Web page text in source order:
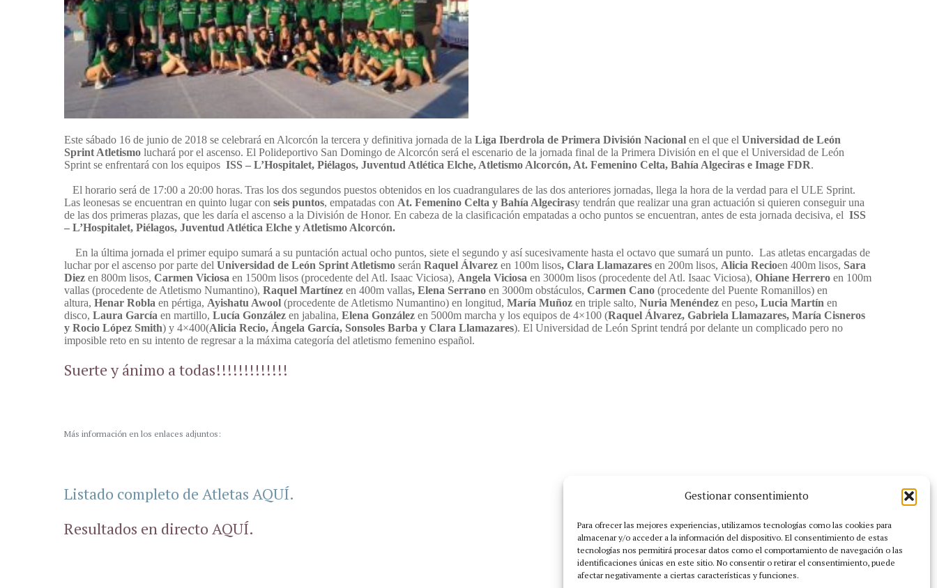
Gestionar consentimiento
Para ofrecer las mejores experiencias, utilizamos tecnologías como las cookies para
almacenar y/o acceder a la información del dispositivo. El consentimiento de estas
tecnologías nos permitirá procesar datos como el comportamiento de navegación o las
identificaciones únicas en este sitio. No consentir o retirar el consentimiento, puede
afectar negativamente a ciertas características y funciones.
Este sábado 16 de junio de 2018 se celebrará en Alcorcón la tercera y definitiva jornada de la Liga Iberdrola de Primera División Nacional en el que el Universidad de León
Sprint Atletismo luchará por el ascenso. El Polideportivo San Domingo de Alcorcón será el escenario de la jornada final de la Primera División en el que el Universidad de León
Sprint se enfrentará con los equipos ISS – L’Hospitalet, Piélagos, Juventud Atlética Elche, Atletismo Alcorcón, At. Femenino Celta, Bahía Algeciras e Image FDR.
El horario será de 17:00 a 20:00 horas. Tras los dos segundos puestos obtenidos en los cuadrangulares de las dos anteriores jornadas, llega la hora de la verdad para el ULE Sprint.
Las leonesas se encuentran en quinto lugar con seis puntos, empatadas con At. Femenino Celta y Bahía Algecirasy tendrán que realizar una gran actuación si quieren conseguir una
de las dos primeras plazas, que les daría el ascenso a la División de Honor. En cabeza de la clasificación empatadas a ocho puntos se encuentran, antes de esta jornada decisiva, el ISS
– L’Hospitalet, Piélagos, Juventud Atlética Elche y Atletismo Alcorcón.
En la última jornada el primer equipo sumará a su puntación actual ocho puntos, siete el segundo y así sucesivamente hasta el octavo que sumará un punto. Las atletas encargadas de
luchar por el ascenso por parte del Universidad de León Sprint Atletismo serán Raquel Álvarez en 100m lisos, Clara Llamazares en 200m lisos, Alicia Recioen 400m lisos, Sara
Diez en 800m lisos, Carmen Viciosa en 1500m lisos (procedente del Atl. Isaac Viciosa), Angela Viciosa en 3000m lisos (procedente del Atl. Isaac Viciosa), Ohiane Herrero en 100m
vallas (procedente de Atletismo Numantino), Raquel Martínez en 400m vallas, Elena Serrano en 3000m obstáculos, Carmen Cano (procedente del Puente Romanillos) en
altura, Henar Robla en pértiga, Ayishatu Awool (procedente de Atletismo Numantino) en longitud, María Muñoz en triple salto, Nuria Menéndez en peso, Lucia Martín en
disco, Laura García en martillo, Lucía González en jabalina, Elena González en 5000m marcha y los equipos de 4×100 (Raquel Álvarez, Gabriela Llamazares, María Cisneros
y Rocio López Smith) y 4×400(Alicia Recio, Ángela García, Sonsoles Barba y Clara Llamazares). El Universidad de León Sprint tendrá por delante un complicado pero no
imposible reto en su intento de regresar a la máxima categoría del atletismo femenino español.
Suerte y ánimo a todas!!!!!!!!!!!!!
Más información en los enlaces adjuntos:
Listado completo de Atletas AQUÍ.
Resultados en directo AQUÍ.